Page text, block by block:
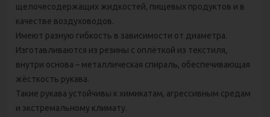
щелочесодержащих жидкостей, пищевых продуктов и в
качестве воздуховодов.
Имеют разную гибкость в зависимости от диаметра.
Изготавливаются из резины с оплёткой из текстиля,
внутри основа – металлическая спираль, обеспечивающая
жёсткость рукава.
Такие рукава устойчивы к химикатам, агрессивным средам
и экстремальному климату.